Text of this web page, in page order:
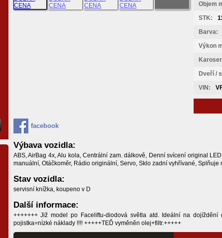
Objem
STK:
Barva:
Výkon
Dveří /
VIN:
facebook
Výbava vozidla:
ABS, AirBag 4x, Alu kola, Centrální zam. dálkově, Denní svícení original
manuální, Otáčkoměr, Rádio originální, Servo, Sklo zadní vyhřívané, Splňuje
Stav vozidla:
servisní knížka, koupeno v D
Další informace:
+++++++ Již model po Faceliftu-diodová světla atd. Ideální na dojíždění
pojistka=nízké náklady !!!! +++++TEĎ vyměněn olej+filtr.+++++